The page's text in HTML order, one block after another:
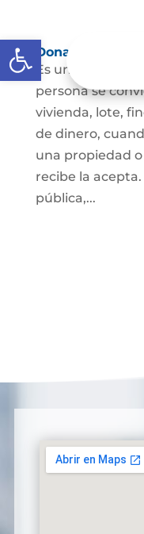
Abrir barra de
Donación
Es uno de los
persona se
vivienda, lote,
de dinero,
una propiedad
recibe la
pública,...